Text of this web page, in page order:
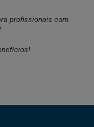
profissionais com